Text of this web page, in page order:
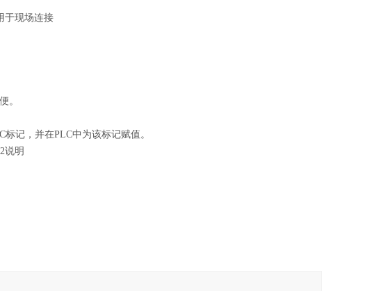
于现场连接
。
记，并在PLC中为该标记赋值。
说明